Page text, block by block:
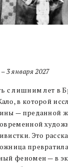
3 января 2027
с лишним лет в
в которой
— преданной
Это
феномен — в